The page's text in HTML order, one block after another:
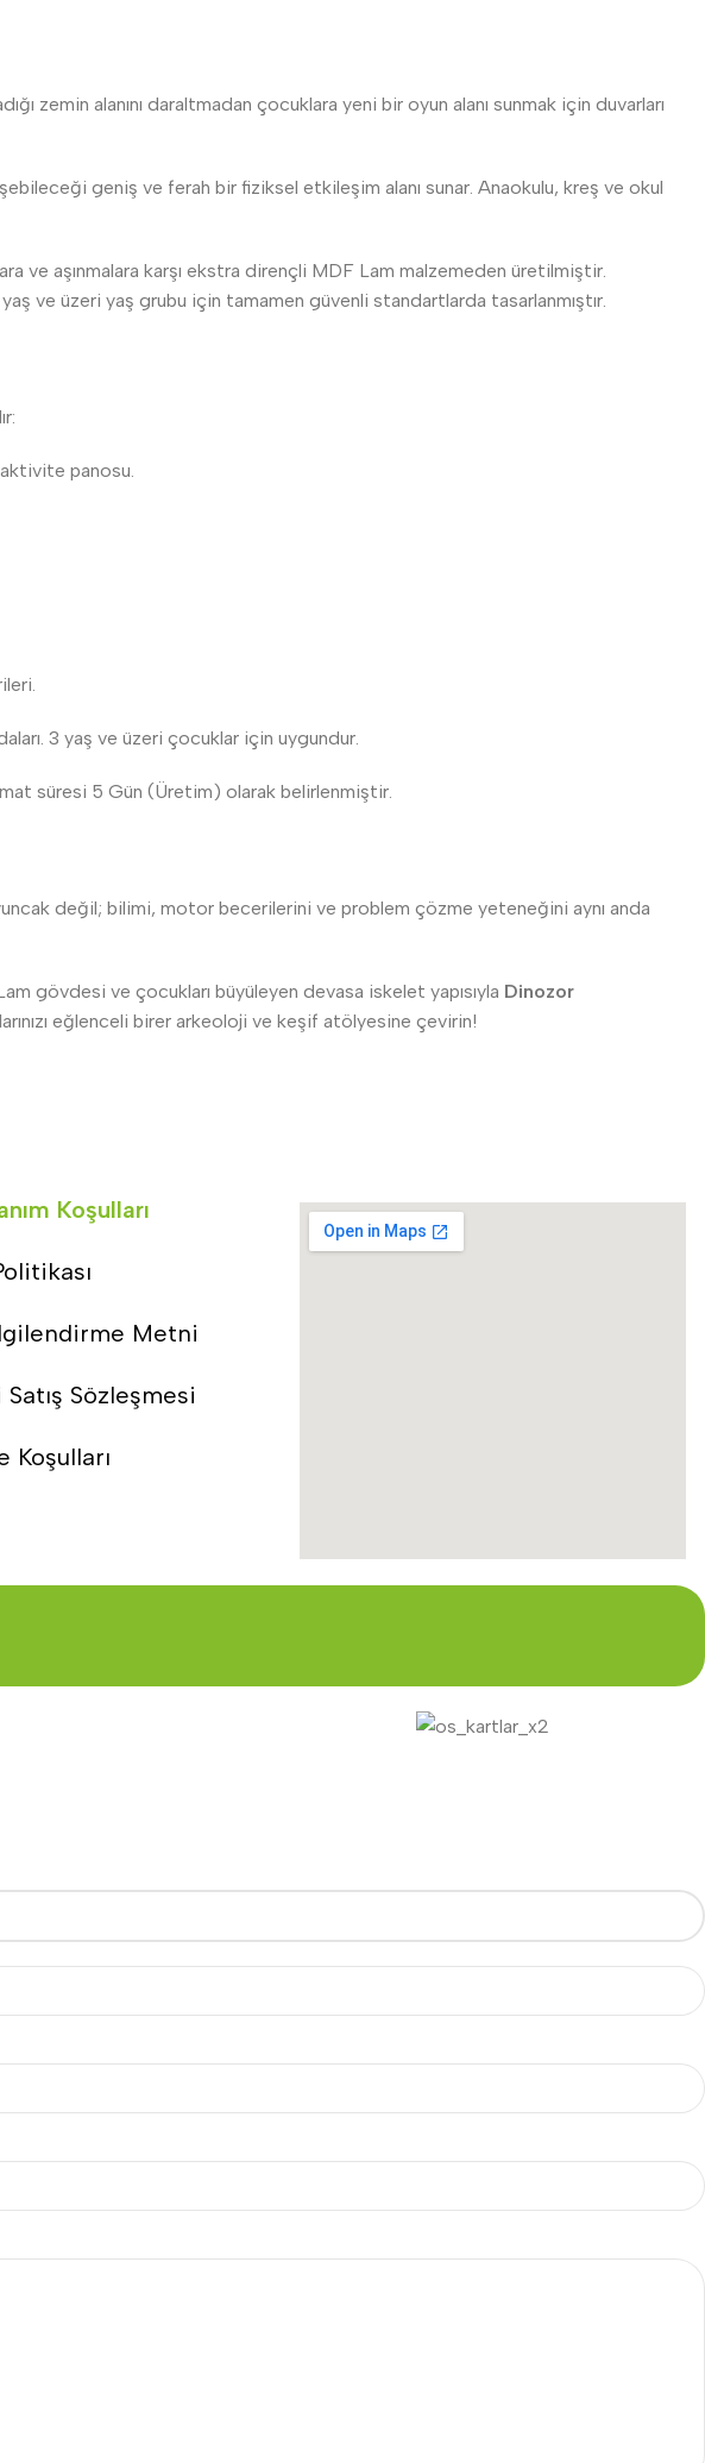
zemin alanını daraltmadan çocuklara yeni bir oyun alanı sunmak için duvarları
geniş ve ferah bir fiziksel etkileşim alanı sunar. Anaokulu, kreş ve okul
ve aşınmalara karşı ekstra dirençli MDF Lam malzemeden üretilmiştir.
yaş ve üzeri yaş grubu için tamamen güvenli standartlarda tasarlanmıştır.
panosu.
3 yaş ve üzeri çocuklar için uygundur.
süresi 5 Gün (Üretim) olarak belirlenmiştir.
değil; bilimi, motor becerilerini ve problem çözme yeteneğini aynı anda
gövdesi ve çocukları büyüleyen devasa iskelet yapısıyla Dinozor
eğlenceli birer arkeoloji ve keşif atölyesine çevirin!
Koşulları
Metni
Sözleşmesi
Koşulları